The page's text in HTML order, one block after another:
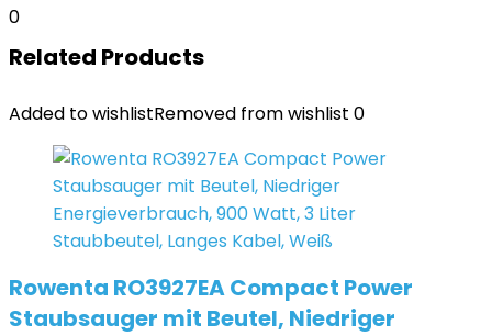
0
Related Products
Added to wishlistRemoved from wishlist 0
Rowenta RO3927EA Compact Power
Staubsauger mit Beutel, Niedriger